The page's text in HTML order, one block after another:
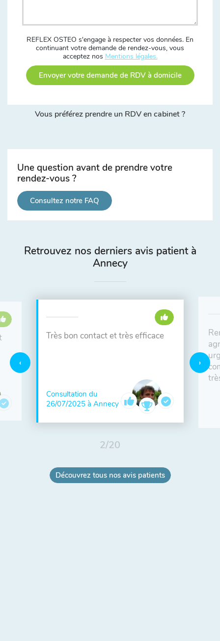
REFLEX OSTEO s'engage à respecter vos données. En
continuant votre demande de rendez-vous, vous
acceptez nos Mentions légales.
Envoyer votre demande de RDV à domicile
Vous préférez prendre un RDV en cabinet ?
Une question avant de prendre votre
rendez-vous ?
Consultez notre FAQ
Retrouvez nos derniers avis patient à
Annecy
Très bon contact et très efficace
Consultation du
26/07/2025 à Annecy
2/20
Découvrez tous nos avis patients